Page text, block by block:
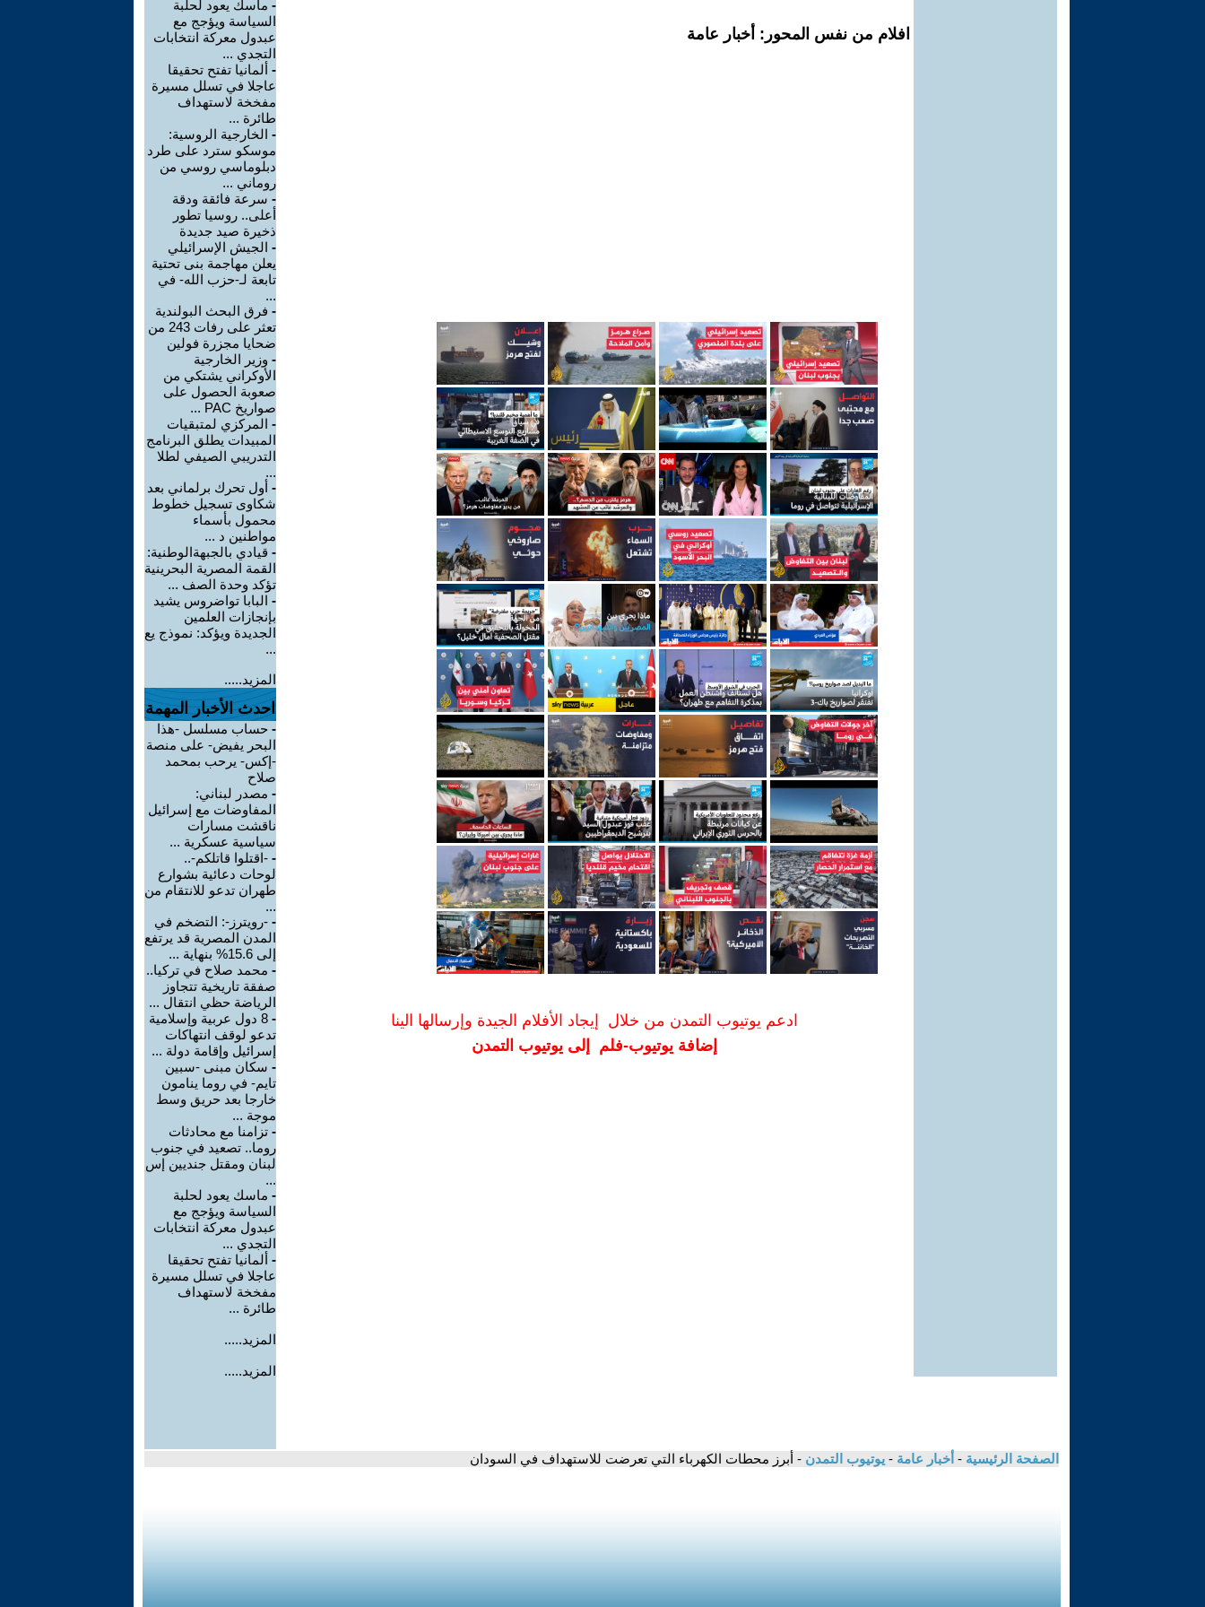
افلام من نفس المحور: أخبار عامة
ادعم يوتيوب التمدن من خلال إيجاد الأفلام الجيدة وإرسالها الينا
إضافة يوتيوب-فلم إلى يوتيوب التمدن
- ماسك يعود لحلبة
السياسة ويؤجج مع
عبدول معركة انتخابات
التجدي ...
- ألمانيا تفتح تحقيقا
عاجلا في تسلل مسيرة
مفخخة لاستهداف
طائرة ...
- الخارجية الروسية:
موسكو سترد على طرد
دبلوماسي روسي من
روماني ...
- سرعة فائقة ودقة
أعلى.. روسيا تطور
ذخيرة صيد جديدة
- الجيش الإسرائيلي
يعلن مهاجمة بنى تحتية
تابعة لـ-حزب الله- في
...
- فرق البحث البولندية
تعثر على رفات 243 من
ضحايا مجزرة فولين
- وزير الخارجية
الأوكراني يشتكي من
صعوبة الحصول على
صواريخ PAC ...
- المركزي لمتبقيات
المبيدات يطلق البرنامج
التدريبي الصيفي لطلا
...
- أول تحرك برلماني بعد
شكاوى تسجيل خطوط
محمول بأسماء
مواطنين د ...
- قيادي بالجبهةالوطنية:
القمة المصرية البحرينية
تؤكد وحدة الصف ...
- البابا تواضروس يشيد
بإنجازات العلمين
الجديدة ويؤكد: نموذج يع
...
المزيد.....
احدث الأخبار المهمة
- حساب مسلسل -هذا
البحر يفيض- على منصة
-إكس- يرحب بمحمد
صلاح
- مصدر لبناني:
المفاوضات مع إسرائيل
ناقشت مسارات
سياسية عسكرية ...
- -اقتلوا قاتلكم-..
لوحات دعائية بشوارع
طهران تدعو للانتقام من
...
- -رويترز-: التضخم في
المدن المصرية قد يرتفع
إلى 15.6% بنهاية ...
- محمد صلاح في تركيا..
صفقة تاريخية تتجاوز
الرياضة حظي انتقال ...
-
8 دول عربية وإسلامية
تدعو لوقف انتهاكات
إسرائيل وإقامة دولة ...
- سكان مبنى -سبين
تايم- في روما ينامون
خارجا بعد حريق وسط
موجة ...
- تزامنا مع محادثات
روما.. تصعيد في جنوب
لبنان ومقتل جنديين إس
...
- ماسك يعود لحلبة
السياسة ويؤجج مع
عبدول معركة انتخابات
التجدي ...
- ألمانيا تفتح تحقيقا
عاجلا في تسلل مسيرة
مفخخة لاستهداف
طائرة ...
المزيد.....
المزيد.....
الصفحة الرئيسية - أخبار عامة - يوتيوب التمدن - أبرز محطات الكهرباء التي تعرضت للاستهداف في السودان